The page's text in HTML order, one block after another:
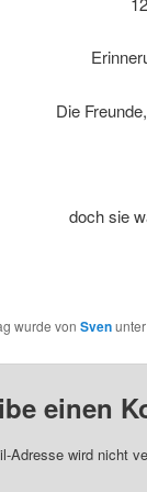
Die
doch sie
wurde von Svenunter
einen
Adresse wird nicht